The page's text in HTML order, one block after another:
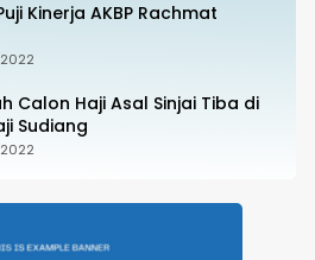
Kinerja AKBP Rachmat
Calon Haji Asal Sinjai Tiba di
Sudiang